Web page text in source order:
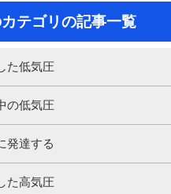
テゴリの記事一覧
た低気圧
の低気圧
発達する
た高気圧